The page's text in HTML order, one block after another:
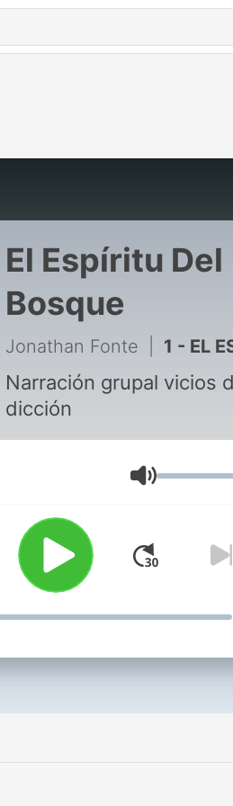
El Espíritu Del
Bosque
Jonathan Fonte 1 - EL ESPIRITU DEL
Narración grupal vicios
dicción
Volumen